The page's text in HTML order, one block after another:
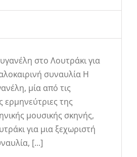
στο Λουτράκι για
συναυλία Η
μία από τις
ερμηνεύτριες της
μουσικής σκηνής,
για μια ξεχωριστή
[...]